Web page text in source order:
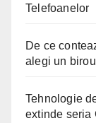
Telefoanelor
De ce
alegi un
Tehnologie
extinde seria